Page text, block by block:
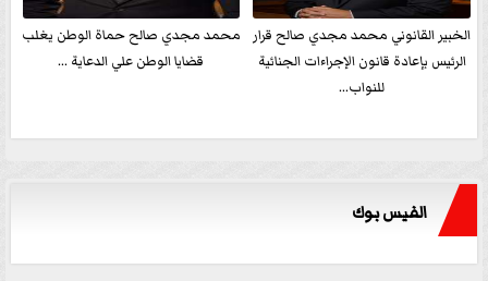
الخبير القانوني محمد مجدي صالح قرار
الرئيس بإعادة قانون الإجراءات الجنائية
للنواب...
محمد مجدي صالح حماة الوطن يغلب
قضايا الوطن علي الدعاية ...
الفيس بوك